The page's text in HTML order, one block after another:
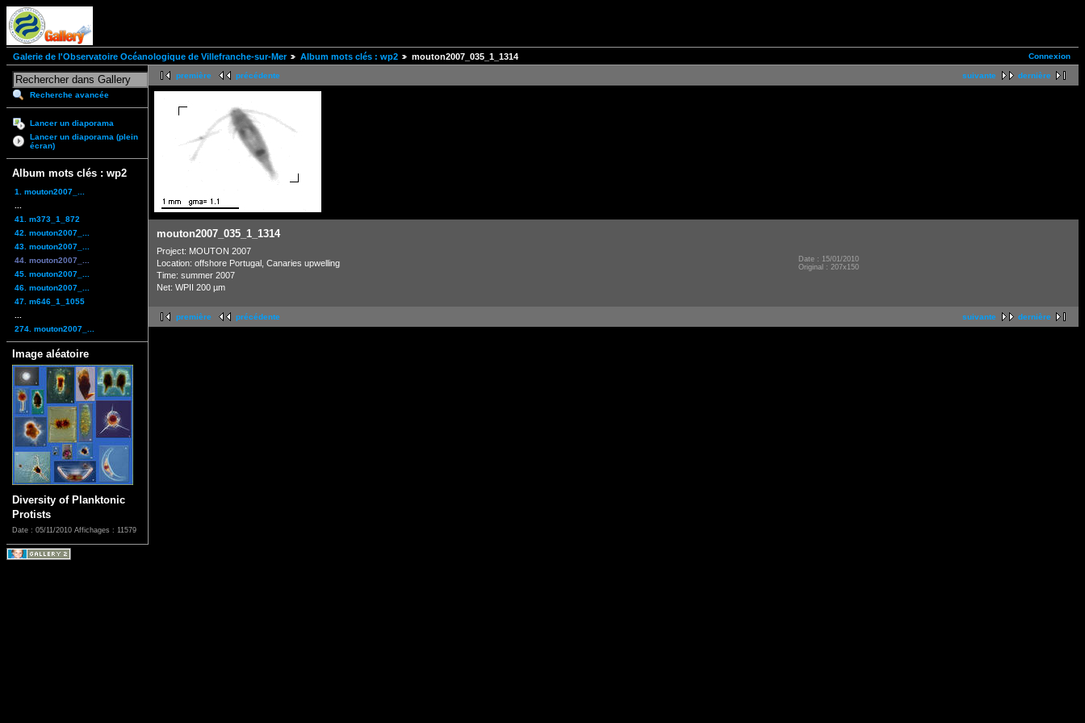
Connexion
Galerie de l'Observatoire Océanologique de Villefranche-sur-Mer Album mots clés : wp2 mouton2007_035_1_1314
Recherche avancée
Lancer un diaporama
Lancer un diaporama (plein
écran)
Album mots clés : wp2
1. mouton2007_...
41. m373_1_872
42. mouton2007_...
43. mouton2007_...
44. mouton2007_...
45. mouton2007_...
46. mouton2007_...
47. m646_1_1055
274. mouton2007_...
Image aléatoire
Diversity of Planktonic
Protists
Date : 05/11/2010 Affichages : 11579
suivante dernière
première précédente
mouton2007_035_1_1314
Project: MOUTON 2007
Location: offshore Portugal, Canaries upwelling
Time: summer 2007
Net: WPII 200 µm
Date : 15/01/2010
Original : 207x150
suivante dernière
première précédente